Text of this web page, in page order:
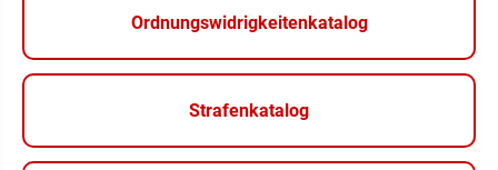
Ordnungswidrigkeitenkatalog
Strafenkatalog